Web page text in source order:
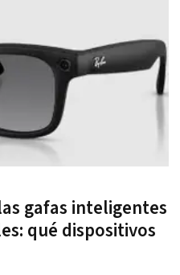
gafas inteligentes
qué dispositivos